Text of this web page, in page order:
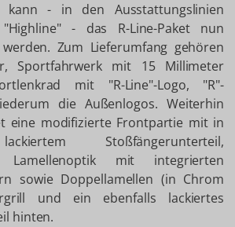
- in den Ausstattungslinien
- das R-Line-Paket nun
Zum Lieferumfang gehören
Sportfahrwerk mit 15 Millimeter
mit "R-Line"-Logo, "R"-
die Außenlogos. Weiterhin
eine modifizierte Frontpartie mit in
Stoßfängerunterteil,
Lamellenoptik mit integrierten
sowie Doppellamellen (in Chrom
und ein ebenfalls lackiertes
hinten.